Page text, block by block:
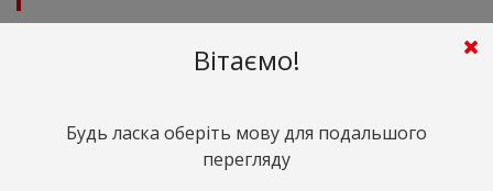
грн.
Вітаємо!
Будь ласка оберіть мову для подальшого
перегляду